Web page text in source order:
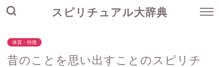
スピリチュアル大辞典
体質・特徴
昔のことを思い出すことのスピリチ